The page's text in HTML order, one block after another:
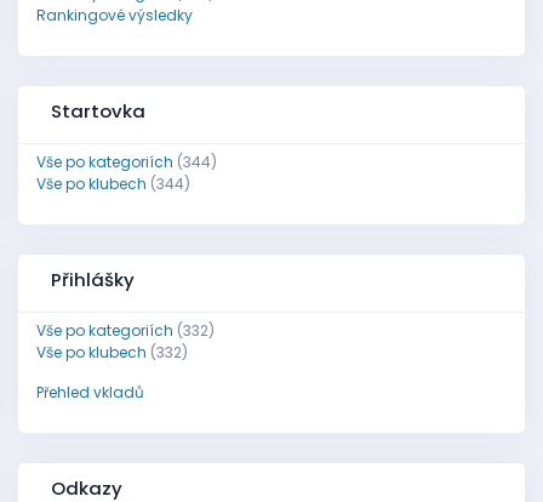
Rankingové výsledky
Startovka
Vše po kategoriích (344)
Vše po klubech (344)
Přihlášky
Vše po kategoriích (332)
Vše po klubech (332)
Přehled vkladů
Odkazy